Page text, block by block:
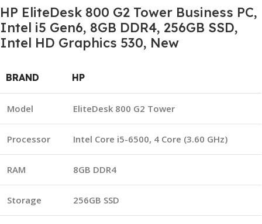
HP EliteDesk 800 G2 Tower Business PC,
Intel i5 Gen6, 8GB DDR4, 256GB SSD,
Intel HD Graphics 530, New
BRAND HP
Model EliteDesk 800 G2 Tower
Processor Intel Core i5-6500, 4 Core (3.60 GHz)
RAM 8GB DDR4
Storage 256GB SSD